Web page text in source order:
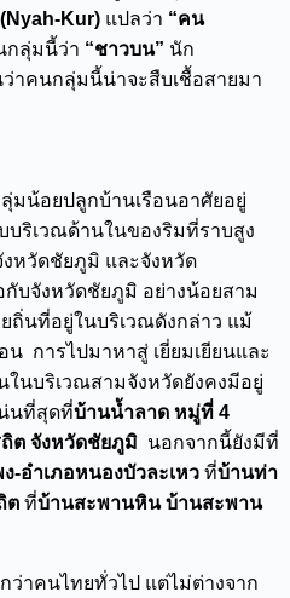
Kur) แปลว่า “คน
กลุ่มนี้ว่า “ชาวบน” นัก
าคนกลุ่มนี้น่าจะสืบเชื้อสายมา
มน้อยปลูกบ้านเรือนอาศัยอยู่
บริเวณด้านในของริมที่ราบสูง
หวัดชัยภูมิ และจังหวัด
บจังหวัดชัยภูมิ อย่างน้อยสาม
ถิ่นที่อยู่ในบริเวณดังกล่าว แม้
การไปมาหาสู่ เยี่ยมเยียนและ
นบริเวณสามจังหวัดยังคงมีอยู่
นที่สุดที่บ้านน้ำลาด หมู่ที่ 4
ต จังหวัดชัยภูมิ นอกจากนี้ยังมีที่
-อำเภอหนองบัวละเหว ที่บ้านท่า
ต ที่บ้านสะพานหิน บ้านสะพาน
าคนไทยทั่วไป แต่ไม่ต่างจาก